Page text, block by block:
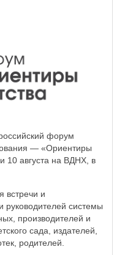
форум
— «Ориентиры
10 августа на ВДНХ, в
встречи и
руководителей системы
производителей и
сада, издателей,
родителей.